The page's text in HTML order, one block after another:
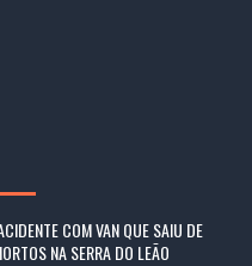
COM VAN QUE SAIU DE
NA SERRA DO LEÃO